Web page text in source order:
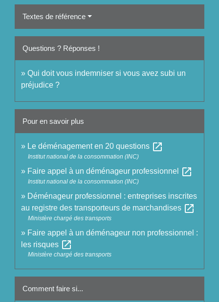
Textes de référence
Questions ? Réponses !
Qui doit vous indemniser si vous avez subi un
préjudice ?
Pour en savoir plus
Le déménagement en 20 questions open_in_new
Institut national de la consommation (INC)
Faire appel à un déménageur professionnel open_in_new
Institut national de la consommation (INC)
Déménageur professionnel : entreprises inscrites
au registre des transporteurs de marchandises open_in_new
Ministère chargé des transports
Faire appel à un déménageur non professionnel :
les risques open_in_new
Ministère chargé des transports
Comment faire si...